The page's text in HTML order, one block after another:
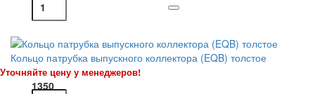
Кольцо патрубка выпускного коллектора (EQB) толстое
Уточняйте цену у менеджеров!
1350